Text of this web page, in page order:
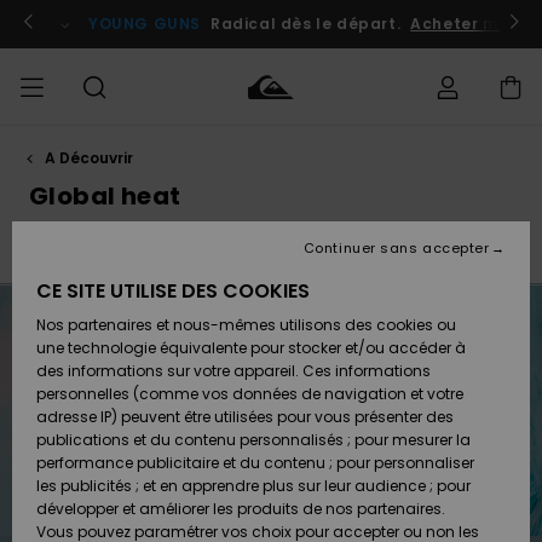
de
grille
des
produits
Se connecter / s'inscrire
YOUNG GUNS Radical dès le départ. Acheter
HOMME
Chaussures
& Tongs
Surf
Snow
Chaussures
& Tongs
Surf
Snow
FEMME
A
Découvrir
Snow
SURF
Shop
Surf
Shop
Enfant
Highlights
Communauté
SNOW
Shop
Snow
Shop
Enfant
Snow
Shop
Femme
OUTLET
Homme
Enfant
Outlet
Femme
commande
Retours
Paiement
Carte
Cadeau
A Découvrir
Global heat
Back at It
CE SITE UTILISE DES COOKIES
Nos partenaires et nous-mêmes utilisons des cookies ou
une technologie équivalente pour stocker et/ou accéder à
des informations sur votre appareil. Ces informations
personnelles (comme vos données de navigation et votre
adresse IP) peuvent être utilisées pour vous présenter des
publications et du contenu personnalisés ; pour mesurer la
performance publicitaire et du contenu ; pour personnaliser
les publicités ; et en apprendre plus sur leur audience ; pour
développer et améliorer les produits de nos partenaires.
Vous pouvez paramétrer vos choix pour accepter ou non les
Continuer sans accepter